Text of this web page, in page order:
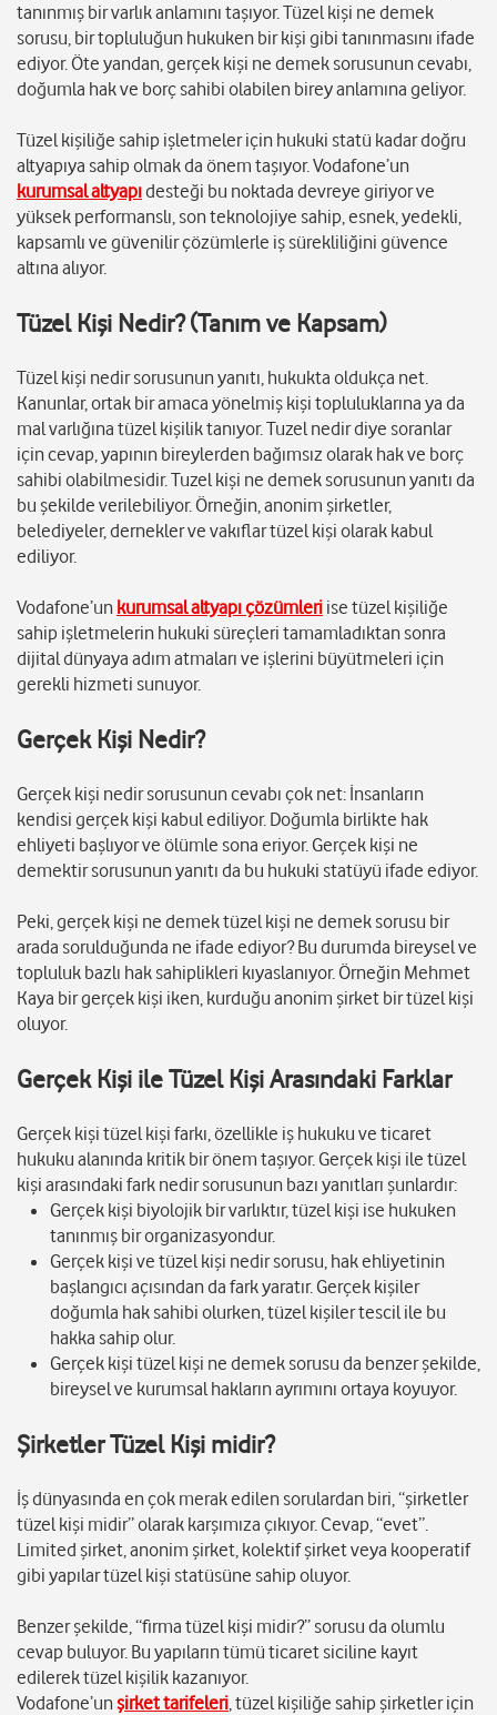
tanınmış bir varlık anlamını taşıyor. Tüzel kişi ne demek
sorusu, bir topluluğun hukuken bir kişi gibi tanınmasını ifade
ediyor. Öte yandan, gerçek kişi ne demek sorusunun cevabı,
doğumla hak ve borç sahibi olabilen birey anlamına geliyor.
Tüzel kişiliğe sahip işletmeler için hukuki statü kadar doğru
altyapıya sahip olmak da önem taşıyor. Vodafone’un
kurumsal altyapıdesteği bu noktada devreye giriyor ve
yüksek performanslı, son teknolojiye sahip, esnek, yedekli,
kapsamlı ve güvenilir çözümlerle iş sürekliliğini güvence
altına alıyor.
Tüzel Kişi Nedir? (Tanım ve Kapsam)
Tüzel kişi nedir sorusunun yanıtı, hukukta oldukça net.
Kanunlar, ortak bir amaca yönelmiş kişi topluluklarına ya da
mal varlığına tüzel kişilik tanıyor. Tuzel nedir diye soranlar
için cevap, yapının bireylerden bağımsız olarak hak ve borç
sahibi olabilmesidir. Tuzel kişi ne demek sorusunun yanıtı da
bu şekilde verilebiliyor. Örneğin, anonim şirketler,
belediyeler, dernekler ve vakıflar tüzel kişi olarak kabul
ediliyor.
Vodafone’un kurumsal altyapı çözümleri ise tüzel kişiliğe
sahip işletmelerin hukuki süreçleri tamamladıktan sonra
dijital dünyaya adım atmaları ve işlerini büyütmeleri için
gerekli hizmeti sunuyor.
Gerçek Kişi Nedir?
Gerçek kişi nedir sorusunun cevabı çok net: İnsanların
kendisi gerçek kişi kabul ediliyor. Doğumla birlikte hak
ehliyeti başlıyor ve ölümle sona eriyor. Gerçek kişi ne
demektir sorusunun yanıtı da bu hukuki statüyü ifade ediyor.
Peki, gerçek kişi ne demek tüzel kişi ne demek sorusu bir
arada sorulduğunda ne ifade ediyor? Bu durumda bireysel ve
topluluk bazlı hak sahiplikleri kıyaslanıyor. Örneğin Mehmet
Kaya bir gerçek kişi iken, kurduğu anonim şirket bir tüzel kişi
oluyor.
Gerçek Kişi ile Tüzel Kişi Arasındaki Farklar
Gerçek kişi tüzel kişi farkı, özellikle iş hukuku ve ticaret
hukuku alanında kritik bir önem taşıyor. Gerçek kişi ile tüzel
kişi arasındaki fark nedir sorusunun bazı yanıtları şunlardır:
Gerçek kişi biyolojik bir varlıktır, tüzel kişi ise hukuken
tanınmış bir organizasyondur.
Gerçek kişi ve tüzel kişi nedir sorusu, hak ehliyetinin
başlangıcı açısından da fark yaratır. Gerçek kişiler
doğumla hak sahibi olurken, tüzel kişiler tescil ile bu
hakka sahip olur.
Gerçek kişi tüzel kişi ne demek sorusu da benzer şekilde,
bireysel ve kurumsal hakların ayrımını ortaya koyuyor.
Şirketler Tüzel Kişi midir?
İş dünyasında en çok merak edilen sorulardan biri, “şirketler
tüzel kişi midir” olarak karşımıza çıkıyor. Cevap, “evet”.
Limited şirket, anonim şirket, kolektif şirket veya kooperatif
gibi yapılar tüzel kişi statüsüne sahip oluyor.
Benzer şekilde, “firma tüzel kişi midir?” sorusu da olumlu
cevap buluyor. Bu yapıların tümü ticaret siciline kayıt
edilerek tüzel kişilik kazanıyor.
Vodafone’unşirket tarifeleri, tüzel kişiliğe sahip şirketler için